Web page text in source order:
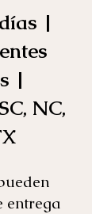
|
|
NC,
entrega